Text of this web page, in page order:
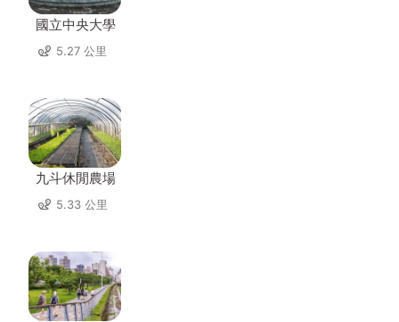
國立中央大學
5.27 公里
九斗休閒農場
5.33 公里